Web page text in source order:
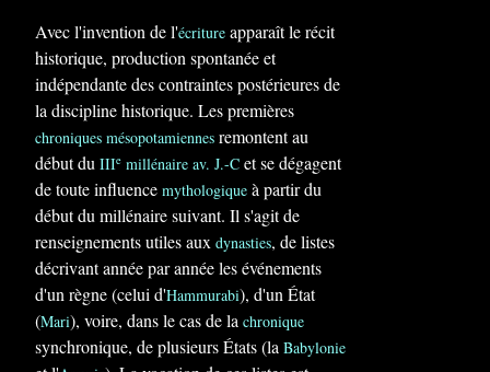
Avec l'invention de l'écriture apparaît le récit
historique, production spontanée et
indépendante des contraintes postérieures de
la discipline historique. Les premières
chroniques mésopotamiennes remontent au
début du IIIe millénaire av. J.-C et se dégagent
de toute influence mythologique à partir du
début du millénaire suivant. Il s'agit de
renseignements utiles aux dynasties, de listes
décrivant année par année les événements
d'un règne (celui d'Hammurabi), d'un État
(Mari), voire, dans le cas de la chronique
synchronique, de plusieurs États (la Babylonie